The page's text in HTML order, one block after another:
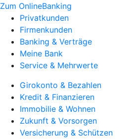
Zum OnlineBanking
Privatkunden
Firmenkunden
Banking & Verträge
Meine Bank
Service & Mehrwerte
Girokonto & Bezahlen
Kredit & Finanzieren
Immobilie & Wohnen
Zukunft & Vorsorgen
Versicherung & Schützen